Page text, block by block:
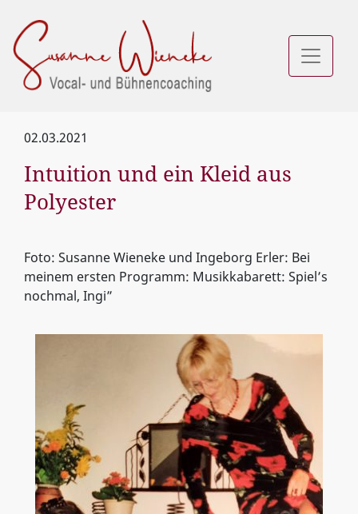
02.03.2021
Intuition und ein Kleid aus
Polyester
Foto: Susanne Wieneke und Ingeborg Erler: Bei
meinem ersten Programm: Musikkabarett: Spiel’s
nochmal, Ingi”